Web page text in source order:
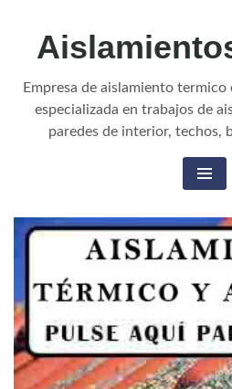
Empresa de aislamiento
especializada en trabajos de
paredes de interior, techos,